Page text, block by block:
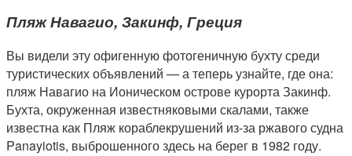
Пляж Навагио, Закинф, Греция
Вы видели эту офигенную фотогеничную бухту среди
туристических объявлений — а теперь узнайте, где она:
пляж Навагио на Ионическом острове курорта Закинф.
Бухта, окруженная известняковыми скалами, также
известна как Пляж кораблекрушений из-за ржавого судна
Panayiotis, выброшенного здесь на берег в 1982 году.